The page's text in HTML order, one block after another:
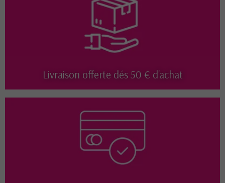
Livraison offerte dés 50 € d'achat